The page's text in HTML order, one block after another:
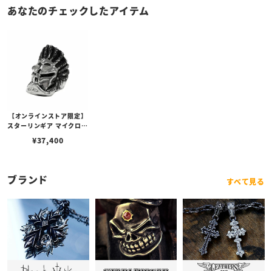
あなたのチェックしたアイテム
【オンラインストア限定】
スターリンギア マイクロネ
チャー
¥37,400
ブランド すべて見る